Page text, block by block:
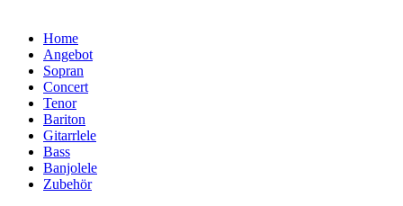
Home
Angebot
Sopran
Concert
Tenor
Bariton
Gitarrlele
Bass
Banjolele
Zubehör